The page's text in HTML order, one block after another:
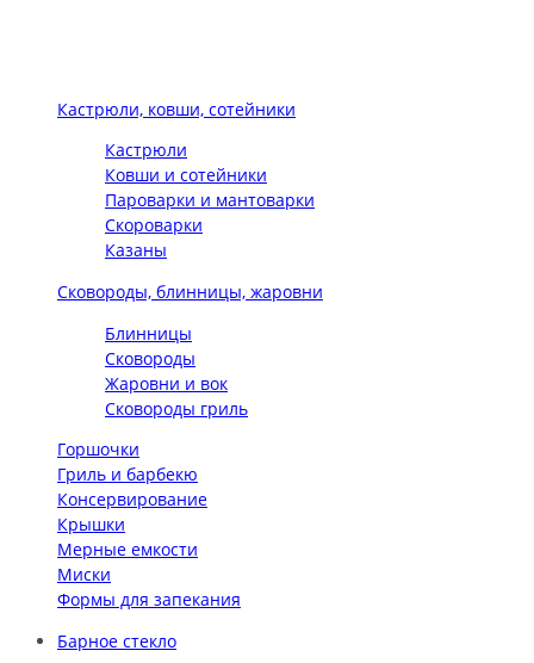
Кастрюли, ковши, сотейники
Кастрюли
Ковши и сотейники
Пароварки и мантоварки
Скороварки
Казаны
Сковороды, блинницы, жаровни
Блинницы
Сковороды
Жаровни и вок
Сковороды гриль
Горшочки
Гриль и барбекю
Консервирование
Крышки
Мерные емкости
Миски
Формы для запекания
Барное стекло